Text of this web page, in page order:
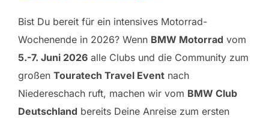
Bist Du bereit für ein intensives Motorrad-
Wochenende in 2026? Wenn BMW Motorrad vom
5.-7. Juni 2026 alle Clubs und die Community zum
großen Touratech Travel Event nach
Niedereschach ruft, machen wir vom BMW Club
Deutschland bereits Deine Anreise zum ersten